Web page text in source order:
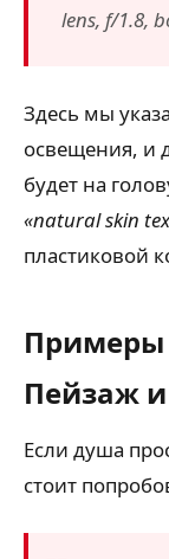
lens, f/1.8,
Здесь мы
освещения, и
будет на
«natural skin
пластиковой
Примеры
Пейзаж и
Если душа
стоит